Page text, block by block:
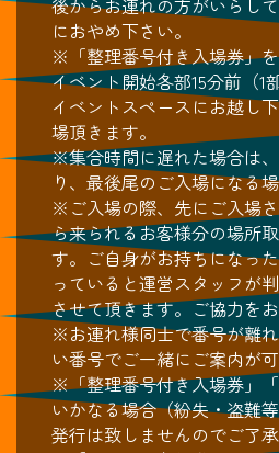
後からお連れの方がいらし
におやめ下さい。
※「整理番号付き入場券」を
イベント開始各部15分前（1
イベントスペースにお越し
場頂きます。
※集合時間に遅れた場合は
り、最後尾のご入場になる
※ご入場の際、先にご入場
ら来られるお客様分の場所
す。ご自身がお持ちになっ
っていると運営スタッフが
させて頂きます。ご協力を
※お連れ様同士で番号が離
い番号でご一緒にご案内が可
※「整理番号付き入場券」
いかなる場合（紛失・盗難
発行は致しませんのでご了承